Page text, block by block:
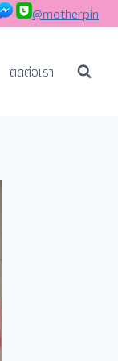
@motherpin
ติดต่อเรา